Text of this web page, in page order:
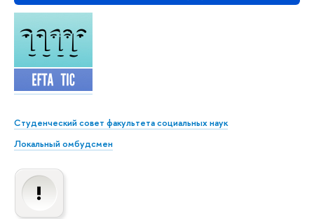
Студенческий совет факультета социальных наук
Локальный омбудсмен